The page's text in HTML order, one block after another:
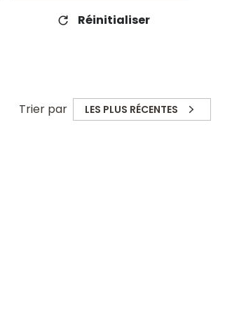
Réinitialiser
Trier par LES PLUS RÉCENTES